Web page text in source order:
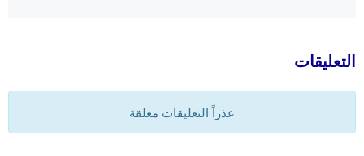
التعليقات
عذراً التعليقات مغلقة